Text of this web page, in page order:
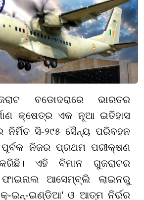
ବଡୋଦରାରେ ଭାରତର
କ୍ଷେତ୍ର ଏକ ନୂଆ ଇତିହାସ
ନିର୍ମିତ ସି-୨୯୫ ସୈନ୍ୟ ପରିବହନ
ପୂର୍ବକ ନିଜର ପ୍ରଥମ ପରୀକ୍ଷଣ
ଏହି ବିମାନ ଗୁଜରାଟର
ଆସେମ୍ବ୍ଲି ଲାଇନରୁ
ଇନ୍-ଇଣ୍ଡିଆ’ ଓ ଆତ୍ମ ନିର୍ଭର